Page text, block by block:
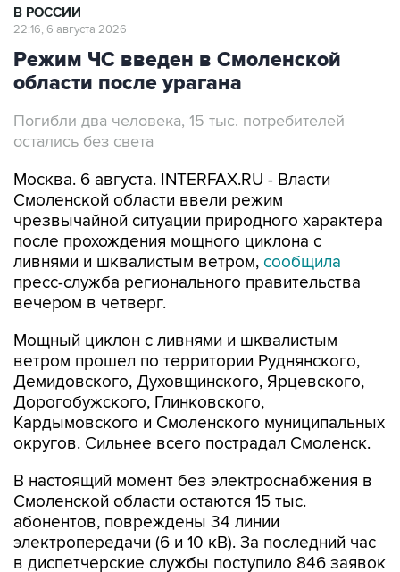
Режим ЧС введен в Смоленской
области после урагана
Погибли два человека, 15 тыс. потребителей
Москва. 6 августа. INTERFAX.RU - Власти
чрезвычайной ситуации природного характера
после прохождения мощного циклона с
ливнями и шквалистым ветром,сообщила
пресс-служба регионального правительства
вечером в четверг.
Мощный циклон с ливнями и шквалистым
Демидовского, Духовщинского, Ярцевского,
Дорогобужского, Глинковского,
Кардымовского и Смоленского муниципальных
округов. Сильнее всего пострадал Смоленск.
В настоящий момент без электроснабжения в
абонентов, повреждены 34 линии
электропередачи (6 и 10 кВ). За последний час
в диспетчерские службы поступило 846 заявок
об отключении.